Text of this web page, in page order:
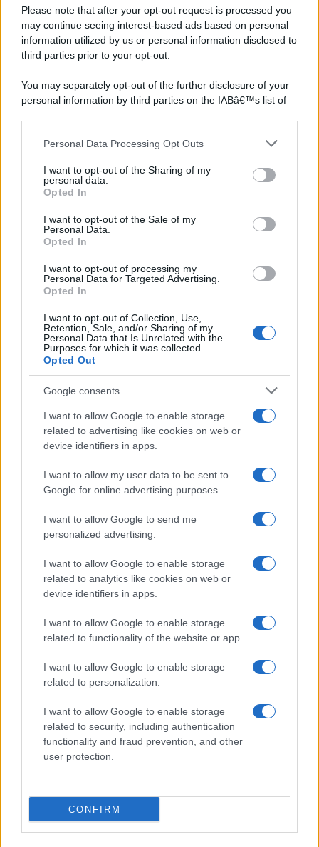
Please note that after your opt-out request is processed you
may continue seeing interest-based ads based on personal
information utilized by us or personal information disclosed to
third parties prior to your opt-out.
You may separately opt-out of the further disclosure of your
personal information by third parties on the IABâ€™s list of
This information may also be disclosed by us to third parties
further disclose it to other third parties.
Please note that this website/app uses one or more Google
services and may gather and store information including but
not limited to your visit or usage behaviour. You may click to
grant or deny consent to Google and its third-party tags to
consent section.
Personal Data Processing Opt Outs
I want to opt-out of the Sharing of my
personal data.
Opted In
I want to opt-out of the Sale of my
Personal Data.
Opted In
I want to opt-out of processing my
Personal Data for Targeted Advertising.
Opted In
I want to opt-out of Collection, Use,
Retention, Sale, and/or Sharing of my
Personal Data that Is Unrelated with the
Purposes for which it was collected.
Opted Out
Google consents
I want to allow Google to enable storage
related to advertising like cookies on web or
device identifiers in apps.
I want to allow my user data to be sent to
Google for online advertising purposes.
I want to allow Google to send me
personalized advertising.
I want to allow Google to enable storage
related to analytics like cookies on web or
device identifiers in apps.
I want to allow Google to enable storage
related to functionality of the website or app.
I want to allow Google to enable storage
related to personalization.
I want to allow Google to enable storage
related to security, including authentication
functionality and fraud prevention, and other
user protection.
CONFIRM
©2026 - rifaidate.it - p.iva 03338800984 Pubblicità